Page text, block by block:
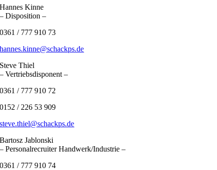
Hannes Kinne
– Disposition –
0361 / 777 910 73
hannes.kinne@schackps.de
Steve Thiel
– Vertriebsdisponent –
0361 / 777 910 72
0152 / 226 53 909
steve.thiel@schackps.de
Bartosz Jablonski
– Personalrecruiter Handwerk/Industrie –
0361 / 777 910 74